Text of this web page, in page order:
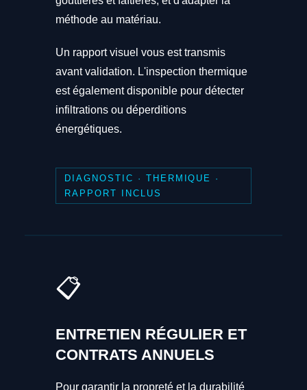
méthode au matériau.
Un rapport visuel vous est transmis
avant validation. L'inspection thermique
est également disponible pour détecter
infiltrations ou déperditions
énergétiques.
DIAGNOSTIC · THERMIQUE ·
RAPPORT INCLUS
📋
ENTRETIEN RÉGULIER ET
CONTRATS ANNUELS
Pour garantir la propreté et la durabilité